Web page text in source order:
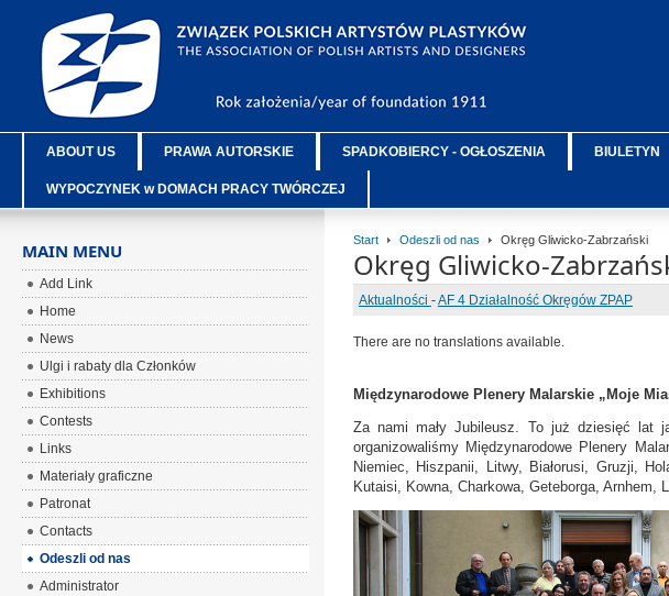
ABOUT US PRAWA AUTORSKIE SPADKOBIERCY - OGŁOSZENIA BIULETYN
WYPOCZYNEK w DOMACH PRACY TWÓRCZEJ
Start Odeszli od nas Okręg Gliwicko-Zabrzański
Okręg Gliwicko-
Aktualności -AF 4 Działalność Okręgów ZPAP
There are no translations available.
Międzynarodowe Plenery Malarskie „Moje
Za nami mały Jubileusz. To już dziesięć lat
organizowaliśmy Międzynarodowe Plenery
Niemiec, Hiszpanii, Litwy, Białorusi, Gruzji,
Kutaisi, Kowna, Charkowa, Geteborga,
MAIN MENU
Add Link
Home
News
Ulgi i rabaty dla Członków
Exhibitions
Contests
Links
Materiały graficzne
Patronat
Contacts
Odeszli od nas
Administrator